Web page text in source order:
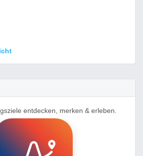
entdecken, merken & erleben.